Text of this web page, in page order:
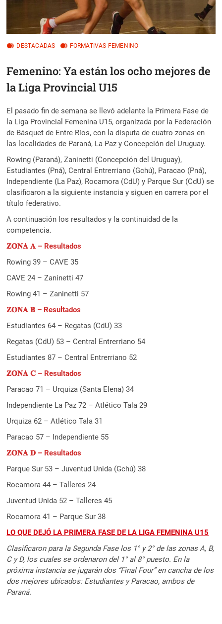
DESTACADAS FORMATIVAS FEMENINO
Femenino: Ya están los ocho mejores de
la Liga Provincial U15
El pasado fin de semana se llevó adelante la Primera Fase de
la Liga Provincial Femenina U15, organizada por la Federación
de Básquet de Entre Ríos, con la disputa de cuatro zonas en
las localidades de Paraná, La Paz y Concepción del Uruguay.
Rowing (Paraná), Zaninetti (Concepción del Uruguay),
Estudiantes (Pná), Central Entrerriano (Gchú), Paracao (Pná),
Independiente (La Paz), Rocamora (CdU) y Parque Sur (CdU) se
clasificaron a la siguiente instancia y siguen en carrera por el
título federativo.
A continuación los resultados y la continuidad de la
competencia.
𝐙𝐎𝐍𝐀 𝐀 – Resultados
Rowing 39 – CAVE 35
CAVE 24 – Zaninetti 47
Rowing 41 – Zaninetti 57
𝐙𝐎𝐍𝐀 𝐁 – Resultados
Estudiantes 64 – Regatas (CdU) 33
Regatas (CdU) 53 – Central Entrerriano 54
Estudiantes 87 – Central Entrerriano 52
𝐙𝐎𝐍𝐀 𝐂 – Resultados
Paracao 71 – Urquiza (Santa Elena) 34
Independiente La Paz 72 – Atlético Tala 29
Urquiza 62 – Atlético Tala 31
Paracao 57 – Independiente 55
𝐙𝐎𝐍𝐀 𝐃 – Resultados
Parque Sur 53 – Juventud Unida (Gchú) 38
Rocamora 44 – Talleres 24
Juventud Unida 52 – Talleres 45
Rocamora 41 – Parque Sur 38
LO QUE DEJÓ LA PRIMERA FASE DE LA LIGA FEMENINA U15
Clasificaron para la Segunda Fase los 1° y 2° de las zonas A, B,
C y D, los cuales se ordenaron del 1° al 8° puesto. En la
próxima instancia se jugarán dos “Final Four” en cancha de los
dos mejores ubicados: Estudiantes y Paracao, ambos de
Paraná.